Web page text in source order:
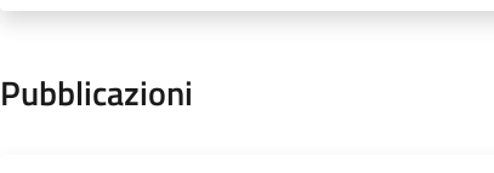
Pubblicazioni